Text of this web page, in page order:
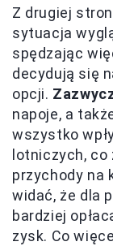
Z drugiej
sytuacja
spędzając
decydują się
opcji.
napoje, a
wszystko
lotniczych, co
przychody na
widać, że dla
bardziej
zysk. Co